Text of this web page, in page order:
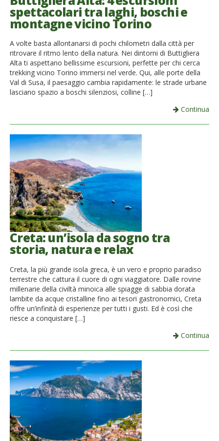
French
spettacolari tra laghi, boschi e
montagne vicino Torino
A volte basta allontanarsi di pochi chilometri dalla città per
ritrovare il ritmo lento della natura. Nei dintorni di Buttigliera
Alta ti aspettano bellissime escursioni, perfette per chi cerca
trekking vicino Torino immersi nel verde. Qui, alle porte della
Val di Susa, il paesaggio cambia rapidamente: le strade urbane
lasciano spazio a boschi silenziosi, colline […]
Continua
Creta: un’isola da sogno tra
storia, natura e relax
Creta, la più grande isola greca, è un vero e proprio paradiso
terrestre che cattura il cuore di ogni viaggiatore. Dalle rovine
millenarie della civiltà minoica alle spiagge di sabbia dorata
lambite da acque cristalline fino ai tesori gastronomici, Creta
offre un’infinità di esperienze per tutti i gusti. Ed è così che
riesce a conquistare […]
Continua